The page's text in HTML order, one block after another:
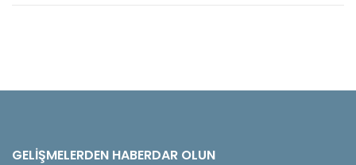
GELIŞMELERDEN HABERDAR OLUN